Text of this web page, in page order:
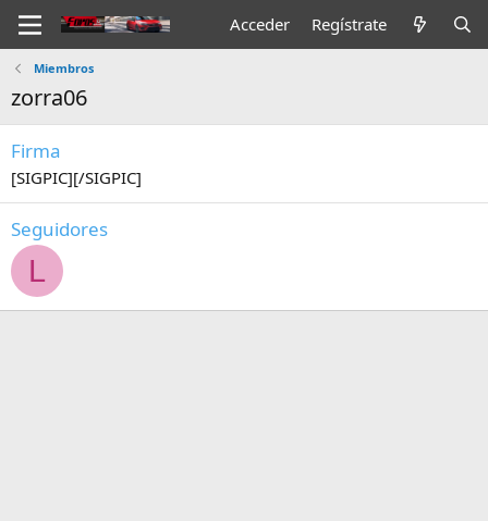
Acceder Regístrate
Miembros
zorra06
Firma
[SIGPIC][/SIGPIC]
Seguidores
L